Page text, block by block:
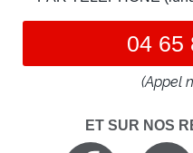
04 65
(Appel
ET SUR NOS